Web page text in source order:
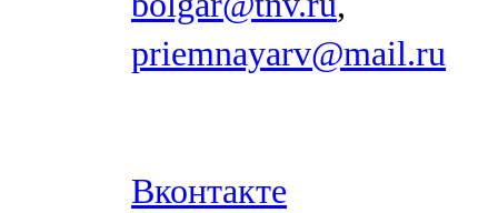
priemnayarv@mail.ru
Вконтакте